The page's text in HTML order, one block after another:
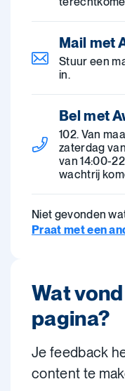
Mail met
Stuur een
in.
Bel met
102. Van
zaterdag
van 14:00-
wachtrij
Niet gevonden
Praat met een
Wat
pagina?
Je feedback
content te